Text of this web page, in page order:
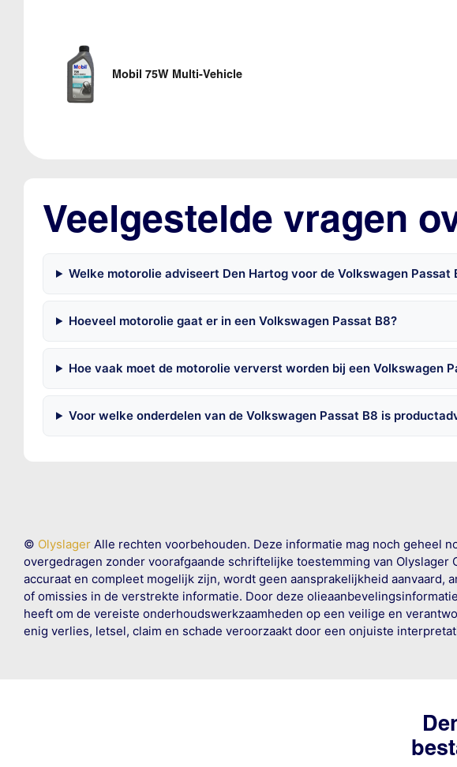
Mobil 75W Multi-Vehicle
Veelgestelde vragen
Welke motorolie adviseert Den Hartog voor de Volkswagen Passat
Hoeveel motorolie gaat er in een Volkswagen Passat B8?
Hoe vaak moet de motorolie ververst worden bij een Volkswagen
Voor welke onderdelen van de Volkswagen Passat B8 is
© OlyslagerAlle rechten voorbehouden. Deze informatie mag noch geheel
overgedragen zonder voorafgaande schriftelijke toestemming van
accuraat en compleet mogelijk zijn, wordt geen aansprakelijkheid
of omissies in de verstrekte informatie. Door deze
heeft om de vereiste onderhoudswerkzaamheden op een veilige en
enig verlies, letsel, claim en schade veroorzaakt door een onjuiste